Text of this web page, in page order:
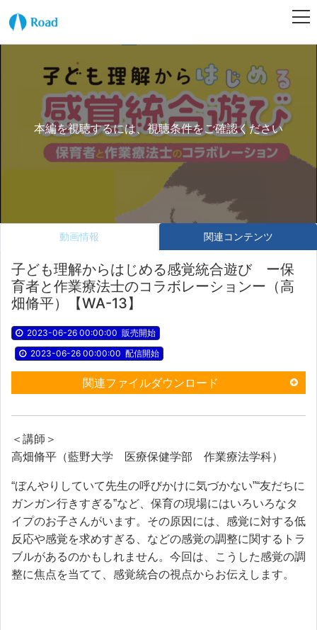
本編を視聴するには、視聴条件をご確認ください
動画情報 関連コンテンツ
子ども理解からはじめる感覚統合遊び ー保
育者と作業療法士のコラボレーションー（高
畑脩平）【WA-13】
2023-06-26 00:00:00 販売開始
2023-06-26 00:00:00 配信開始
関連ファイルダウンロード
＜講師＞
高畑脩平（藍野大学 医療保健学部 作業療法学科）
“ぼんやりしていて先生の呼びかけに気づかない”“友だちに
ガンガン行きすぎる”など、保育の現場にはいろいろなタ
イプのお子さんがいます。その原因には、感覚に対する低
反応や感覚を求めすぎる、などの感覚の調整に関するトラ
ブルがあるのかもしれません。今回は、こうした感覚の調
整に焦点を当てて、感覚統合の視点からお伝えします。